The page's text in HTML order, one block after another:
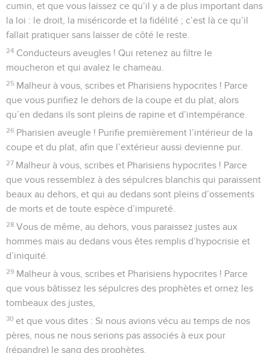
cumin, et que vous laissez ce qu’il y a de plus important dans
la loi : le droit, la miséricorde et la fidélité ; c’est là ce qu’il
fallait pratiquer sans laisser de côté le reste.
24 Conducteurs aveugles ! Qui retenez au filtre le
moucheron et qui avalez le chameau.
25 Malheur à vous, scribes et Pharisiens hypocrites ! Parce
que vous purifiez le dehors de la coupe et du plat, alors
qu’en dedans ils sont pleins de rapine et d’intempérance.
26 Pharisien aveugle ! Purifie premièrement l’intérieur de la
coupe et du plat, afin que l’extérieur aussi devienne pur.
27 Malheur à vous, scribes et Pharisiens hypocrites ! Parce
que vous ressemblez à des sépulcres blanchis qui paraissent
beaux au dehors, et qui au dedans sont pleins d’ossements
de morts et de toute espèce d’impureté.
28 Vous de même, au dehors, vous paraissez justes aux
hommes mais au dedans vous êtes remplis d’hypocrisie et
d’iniquité.
29 Malheur à vous, scribes et Pharisiens hypocrites ! Parce
que vous bâtissez les sépulcres des prophètes et ornez les
tombeaux des justes,
30 et que vous dites : Si nous avions vécu au temps de nos
pères, nous ne nous serions pas associés à eux pour
(répandre) le sang des prophètes.